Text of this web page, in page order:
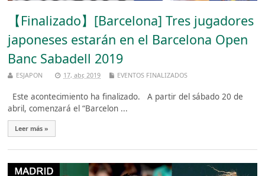
【Finalizado】[Barcelona] Tres jugadores
japoneses estarán en el Barcelona Open
Banc Sabadell 2019
ESJAPON 17, abr, 2019 EVENTOS FINALIZADOS
Este acontecimiento ha finalizado. A partir del sábado 20 de
abril, comenzará el “Barcelon ...
Leer más »